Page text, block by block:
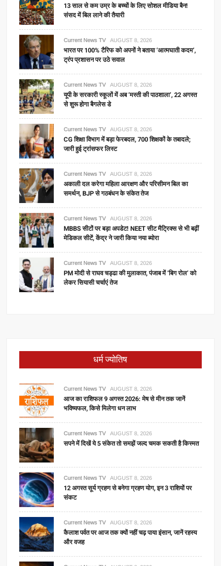
13 साल से कम उम्र के बच्चों के लिए सोशल मीडिया बैन!
संसद में बिल लाने की तैयारी
Current News TV AUGUST 8, 2026
भारत पर 100% टैरिफ को अपनों ने बताया ‘आत्मघाती कदम’,
ट्रंप प्रशासन पर उठे सवाल
Current News TV AUGUST 8, 2026
यूपी के सरकारी स्कूलों में अब ‘मस्ती की पाठशाला’, 22 अगस्त
से शुरू होगा बैगलेस डे
Current News TV AUGUST 8, 2026
CG शिक्षा विभाग में बड़ा फेरबदल, 700 शिक्षकों के तबादले;
जारी हुई ट्रांसफर लिस्ट
Current News TV AUGUST 8, 2026
अकाली दल करेगा महिला आरक्षण और परिसीमन बिल का
समर्थन, BJP से गठबंधन के संकेत तेज
Current News TV AUGUST 8, 2026
MBBS सीटों पर बड़ा अपडेट! NEET सीट मैट्रिक्स से भी बढ़ीं
मेडिकल सीटें, केंद्र ने जारी किया नया ब्योरा
Current News TV AUGUST 8, 2026
PM मोदी से राघव चड्ढा की मुलाकात, पंजाब में ‘बिग रोल’ को
लेकर सियासी चर्चाएं तेज
धर्म ज्योतिष
Current News TV AUGUST 8, 2026
आज का राशिफल 9 अगस्त 2026: मेष से मीन तक जानें
भविष्यफल, किसे मिलेगा धन लाभ
Current News TV AUGUST 8, 2026
सपने में दिखें ये 5 संकेत तो समझें जल्द चमक सकती है किस्मत
Current News TV AUGUST 8, 2026
12 अगस्त सूर्य ग्रहण से बनेगा ग्रहण योग, इन 3 राशियों पर
संकट
Current News TV AUGUST 8, 2026
कैलाश पर्वत पर आज तक क्यों नहीं चढ़ पाया इंसान, जानें रहस्य
और वजह